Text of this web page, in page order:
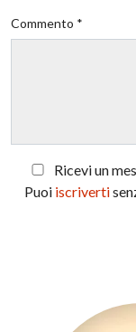
Commento *
Ricevi un
Puoi iscriverti